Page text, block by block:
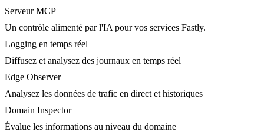
Serveur MCP
Un contrôle alimenté par l'IA pour vos services Fastly.
Logging en temps réel
Diffusez et analysez des journaux en temps réel
Edge Observer
Analysez les données de trafic en direct et historiques
Domain Inspector
Évalue les informations au niveau du domaine